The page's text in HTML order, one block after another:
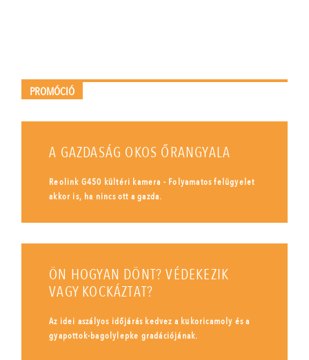
PROMÓCIÓ
A GAZDASÁG OKOS ŐRANGYALA
Reolink G450 kültéri kamera - Folyamatos felügyelet
akkor is, ha nincs ott a gazda.
ÖN HOGYAN DÖNT? VÉDEKEZIK
VAGY KOCKÁZTAT?
Az idei aszályos időjárás kedvez a kukoricamoly és a
gyapottok-bagolylepke gradációjának.